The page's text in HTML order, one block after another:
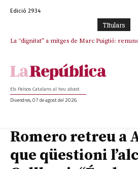
Edició 2934
TItulars
La “dignitat” a mitges de Marc Puigtió:
Els Països Catalans al teu abast
Divendres, 07 de agost del 2026
Romero retreu a
que qüestioni